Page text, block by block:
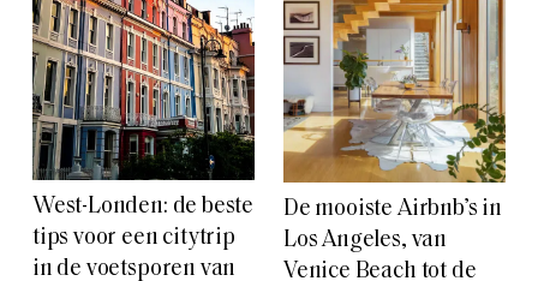
West-Londen: de beste
tips voor een citytrip
in de voetsporen van
De mooiste Airbnb’s in
Los Angeles, van
Venice Beach tot de